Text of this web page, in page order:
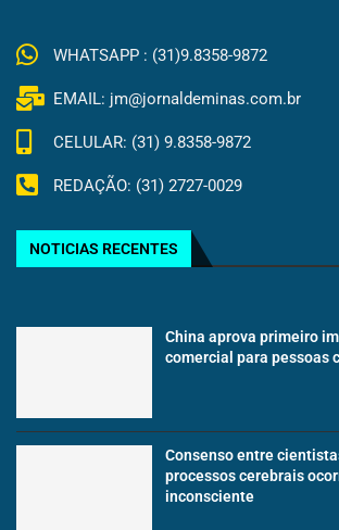
WHATSAPP : (31)9.8358-9872
EMAIL: jm@jornaldeminas.com.br
CELULAR: (31) 9.8358-9872
REDAÇÃO: (31) 2727-0029
NOTICIAS RECENTES
China aprova primeiro
comercial para pessoas
Consenso entre
processos cerebrais
inconsciente